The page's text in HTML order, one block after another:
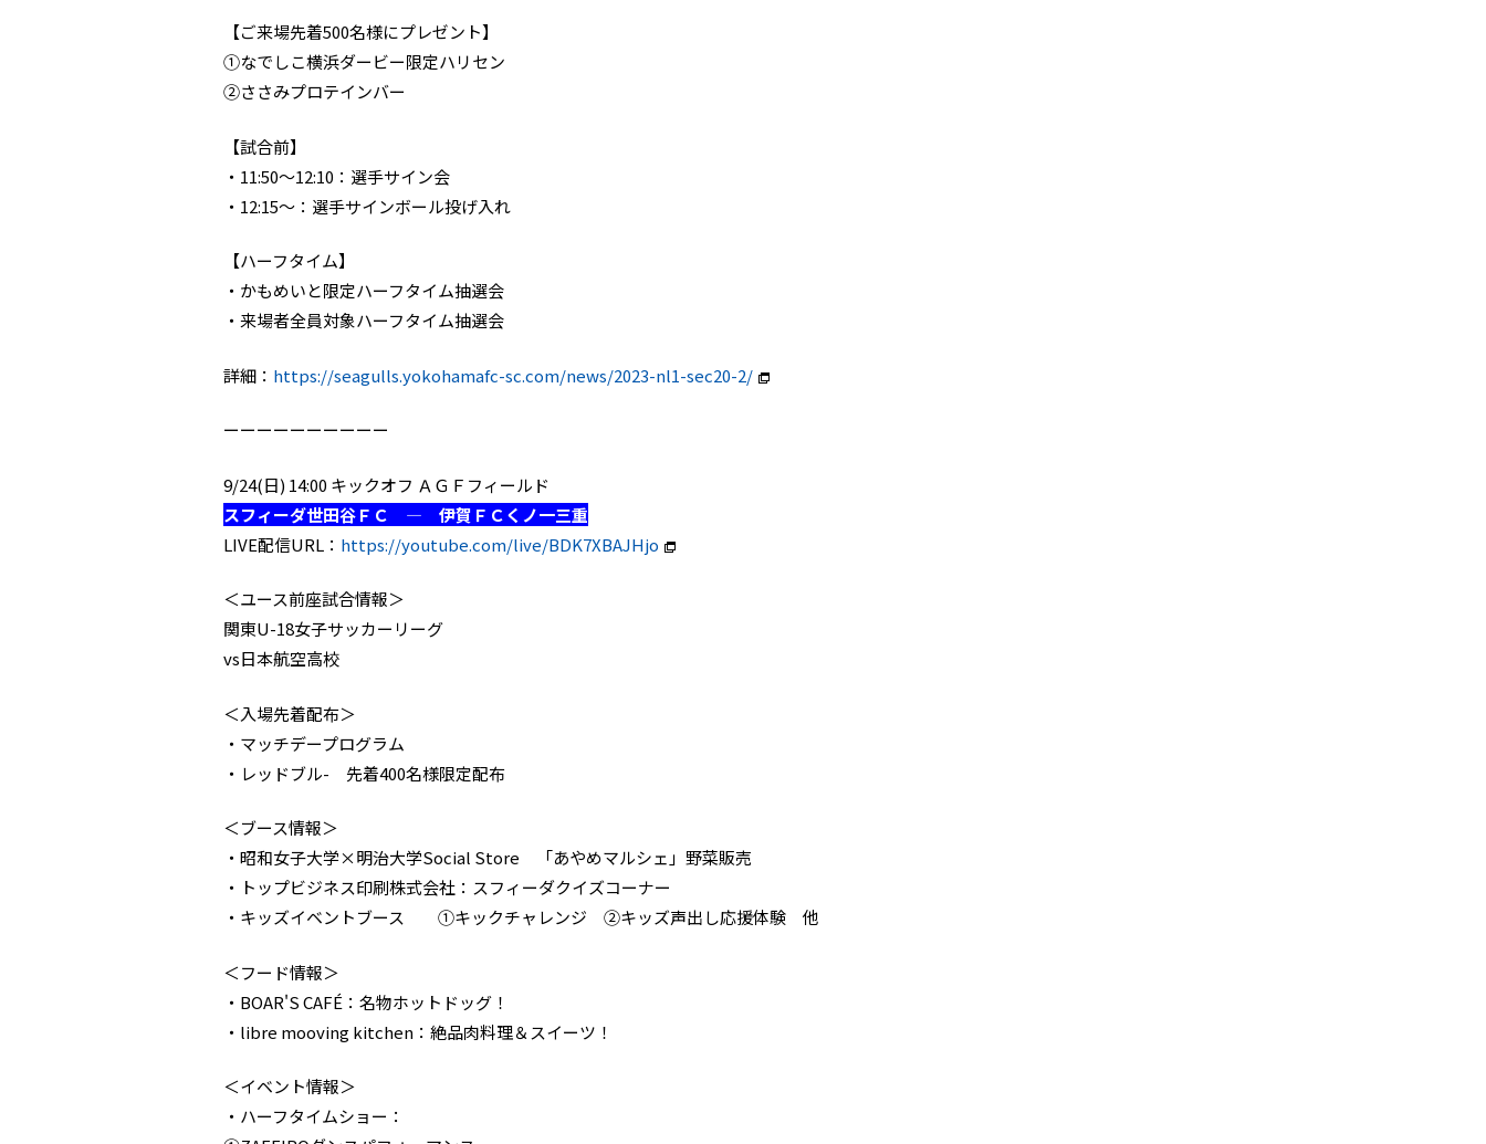
【ご来場先着500名様にプレゼント】
①なでしこ横浜ダービー限定ハリセン
②ささみプロテインバー
【試合前】
・11:50～12:10：選手サイン会
・12:15～：選手サインボール投げ入れ
【ハーフタイム】
・かもめいと限定ハーフタイム抽選会
・来場者全員対象ハーフタイム抽選会
詳細： https://seagulls.yokohamafc-sc.com/news/2023-nl1-sec20-2/
ーーーーーーーーーー
9/24(日) 14:00 キックオフ ＡＧＦフィールド
スフィーダ世田谷ＦＣ ― 伊賀ＦＣくノ一三重
LIVE配信URL： https://youtube.com/live/BDK7XBAJHjo
＜ユース前座試合情報＞
関東U-18女子サッカーリーグ
vs日本航空高校
＜入場先着配布＞
・マッチデープログラム
・レッドブル- 先着400名様限定配布
＜ブース情報＞
・昭和女子大学×明治大学Social Store 「あやめマルシェ」野菜販売
・トップビジネス印刷株式会社：スフィーダクイズコーナー
・キッズイベントブース ①キックチャレンジ ②キッズ声出し応援体験 他
＜フード情報＞
・BOAR'S CAFÉ：名物ホットドッグ！
・libre mooving kitchen：絶品肉料理＆スイーツ！
＜イベント情報＞
・ハーフタイムショー：